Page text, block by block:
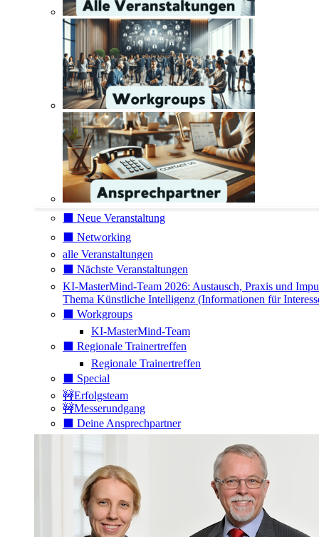
⬛️ Neue Veranstaltung
⬛️ Networking
alle Veranstaltungen
⬛️ Nächste Veranstaltungen
KI-MasterMind-Team 2026: Austausch, Praxis und
Thema Künstliche Intelligenz (Informationen für
⬛️ Workgroups
KI-MasterMind-Team
⬛️ Regionale Trainertreffen
Regionale Trainertreffen
⬛️ Special
🚧Erfolgsteam
🚧Messerundgang
⬛️ Deine Ansprechpartner